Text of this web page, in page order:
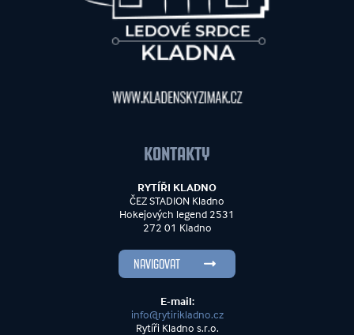
KONTAKTY
RYTÍŘI KLADNO
ČEZ STADION Kladno
Hokejových legend 2531
272 01 Kladno
NAVIGOVAT
E-mail:
info@rytirikladno.cz
Rytíři Kladno s.r.o.